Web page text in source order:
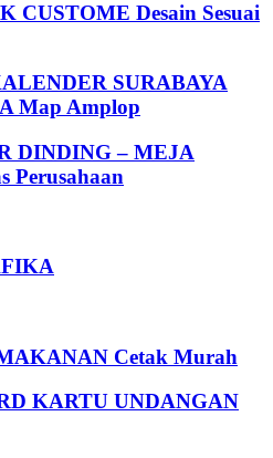
CUSTOME Desain Sesuai
SURABAYA
Map Amplop
DINDING – MEJA
Perusahaan
Cetak Murah
KARTU UNDANGAN